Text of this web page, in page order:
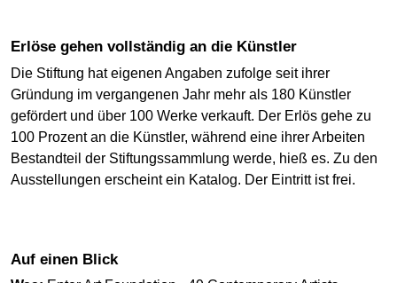
Erlöse gehen vollständig an die Künstler
Die Stiftung hat eigenen Angaben zufolge seit ihrer
Gründung im vergangenen Jahr mehr als 180 Künstler
gefördert und über 100 Werke verkauft. Der Erlös gehe zu
100 Prozent an die Künstler, während eine ihrer Arbeiten
Bestandteil der Stiftungssammlung werde, hieß es. Zu den
Ausstellungen erscheint ein Katalog. Der Eintritt ist frei.
Auf einen Blick